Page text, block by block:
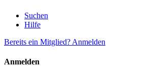
Suchen
Hilfe
Bereits ein Mitglied? Anmelden
Anmelden